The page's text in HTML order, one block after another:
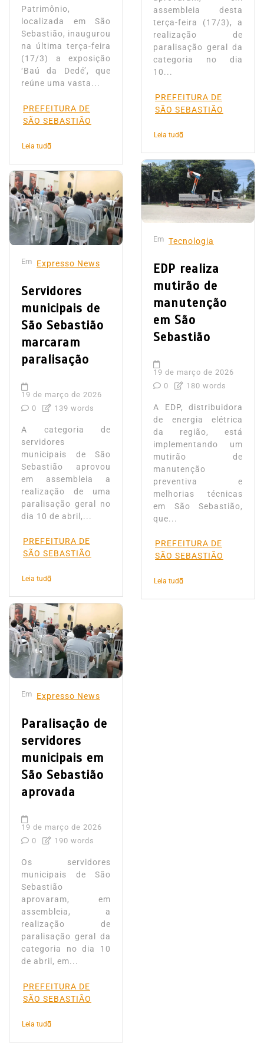
Patrimônio,
localizada em São
Sebastião, inaugurou
na última terça-feira
(17/3) a exposição
‘Baú da Dedé’, que
reúne uma vasta...
PREFEITURA DE
SÃO SEBASTIÃO
Leia tudo
Em Expresso News
Servidores
municipais de
São Sebastião
marcaram
paralisação
19 de março de 2026
0
139 words
A categoria de
servidores
municipais de São
Sebastião aprovou
em assembleia a
realização de uma
paralisação geral no
dia 10 de abril,...
PREFEITURA DE
SÃO SEBASTIÃO
Leia tudo
Em Expresso News
Paralisação de
servidores
municipais em
São Sebastião
aprovada
19 de março de 2026
0
190 words
Os servidores
municipais de São
Sebastião
aprovaram, em
assembleia, a
realização de
paralisação geral da
categoria no dia 10
de abril, em...
PREFEITURA DE
SÃO SEBASTIÃO
Leia tudo
assembleia desta
terça-feira (17/3), a
realização de
paralisação geral da
categoria no dia
10...
PREFEITURA DE
SÃO SEBASTIÃO
Leia tudo
Em Tecnologia
EDP realiza
mutirão de
manutenção
em São
Sebastião
19 de março de 2026
0
180 words
A EDP, distribuidora
de energia elétrica
da região, está
implementando um
mutirão de
manutenção
preventiva e
melhorias técnicas
em São Sebastião,
que...
PREFEITURA DE
SÃO SEBASTIÃO
Leia tudo